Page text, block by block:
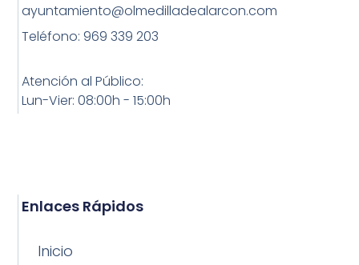
Enlaces Rápidos
Inicio
ayuntamiento@olmedilladealarcon.com
Teléfono: 969 339 203
Atención al Público:
Lun-Vier: 08:00h - 15:00h